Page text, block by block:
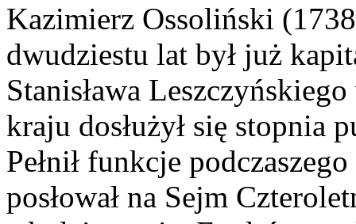
Kazimierz Ossoliński
dwudziestu lat był już
Stanisława
kraju dosłużył się stopnia
Pełnił funkcje
posłował na Sejm